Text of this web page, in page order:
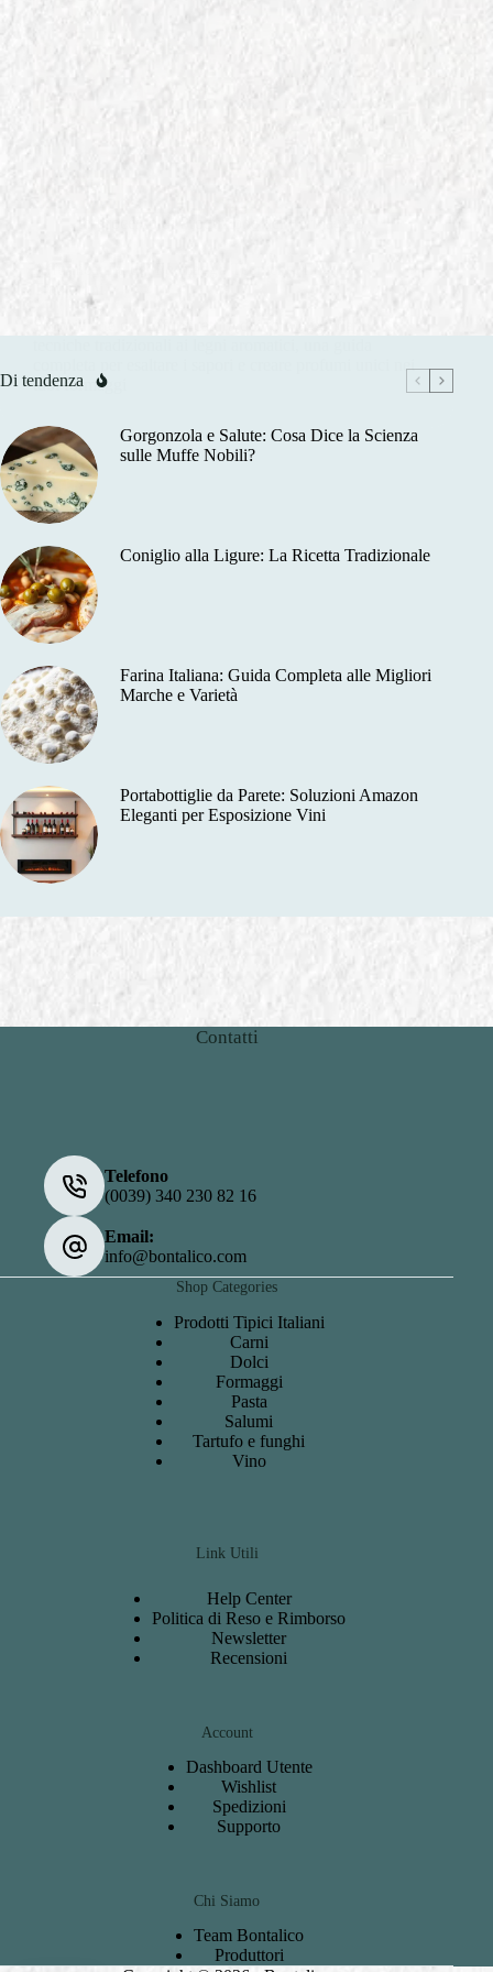
Processo di Produzione del Formaggio
completa per esaltare i sapori e creare profumi unici nei
tuoi formaggi
Di tendenza
Gorgonzola e Salute: Cosa Dice la Scienza
sulle Muffe Nobili?
Coniglio alla Ligure: La Ricetta Tradizionale
Farina Italiana: Guida Completa alle Migliori
Marche e Varietà
Portabottiglie da Parete: Soluzioni Amazon
Eleganti per Esposizione Vini
Contatti
Telefono
(0039) 340 230 82 16
Email:
info@bontalico.com
Shop Categories
Prodotti Tipici Italiani
Carni
Dolci
Formaggi
Pasta
Salumi
Tartufo e funghi
Vino
Link Utili
Help Center
Politica di Reso e Rimborso
Newsletter
Recensioni
Account
Dashboard Utente
Wishlist
Spedizioni
Supporto
Chi Siamo
Team Bontalico
Produttori